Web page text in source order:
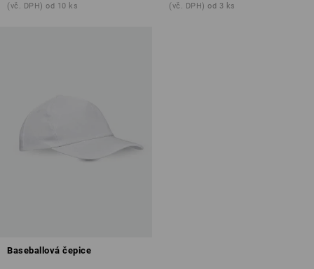
(vč. DPH) od 10 ks (vč. DPH) od 3 ks
Baseballová čepice